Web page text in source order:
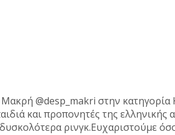
@desp_makri στην κατηγορία
και προπονητές της ελληνικής
ρινγκ.Ευχαριστούμε